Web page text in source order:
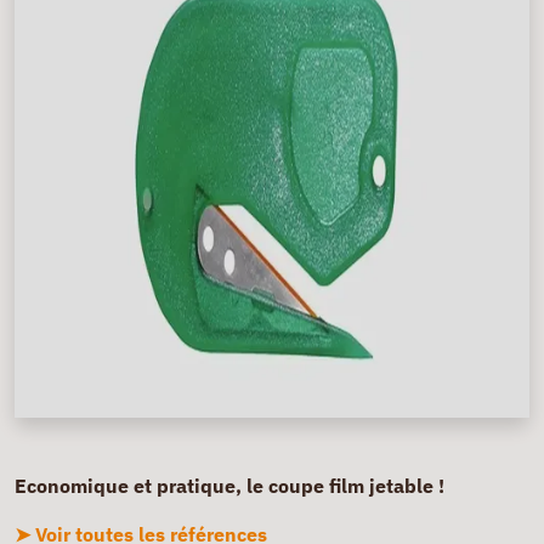
Economique et pratique, le coupe film jetable !
➤ Voir toutes les références